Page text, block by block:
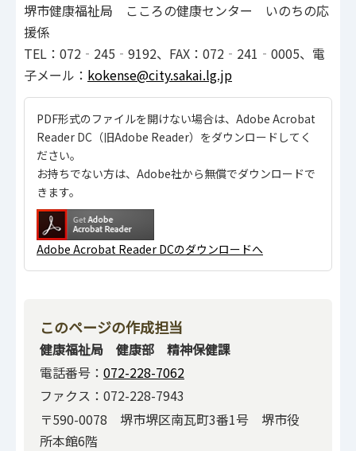
堺市健康福祉局 こころの健康センター いのちの応
援係
TEL：072‐245‐9192、FAX：072‐241‐0005、電
子メール： kokense@city.sakai.lg.jp
PDF形式のファイルを開けない場合は、Adobe Acrobat
Reader DC（旧Adobe Reader）をダウンロードしてく
ださい。
お持ちでない方は、Adobe社から無償でダウンロードで
きます。
Adobe Acrobat Reader DCのダウンロードへ
このページの作成担当
健康福祉局 健康部 精神保健課
電話番号： 072-228-7062
ファクス：072-228-7943
〒590-0078 堺市堺区南瓦町3番1号 堺市役
所本館6階